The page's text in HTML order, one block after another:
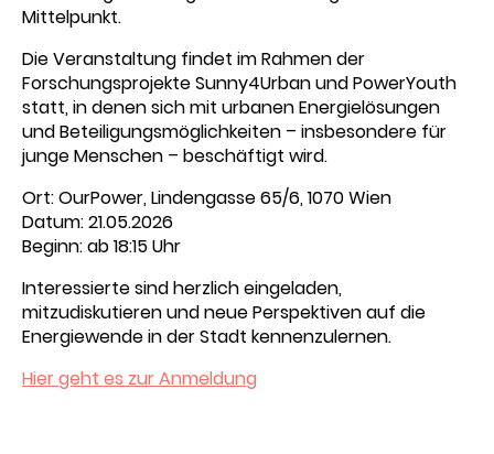
Mittelpunkt.
Die Veranstaltung findet im Rahmen der
Forschungsprojekte Sunny4Urban und PowerYouth
statt, in denen sich mit urbanen Energielösungen
und Beteiligungsmöglichkeiten – insbesondere für
junge Menschen – beschäftigt wird.
Ort: OurPower, Lindengasse 65/6, 1070 Wien
Datum: 21.05.2026
Beginn: ab 18:15 Uhr
Interessierte sind herzlich eingeladen,
mitzudiskutieren und neue Perspektiven auf die
Energiewende in der Stadt kennenzulernen.
Hier geht es zur Anmeldung